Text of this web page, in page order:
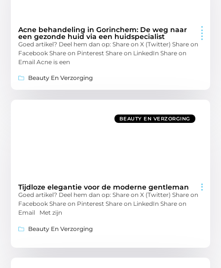
Acne behandeling in Gorinchem: De weg naar
een gezonde huid via een huidspecialist
Goed artikel? Deel hem dan op: Share on X (Twitter) Share on
Facebook Share on Pinterest Share on LinkedIn Share on
Email Acne is een
Beauty En Verzorging
BEAUTY EN VERZORGING
Tijdloze elegantie voor de moderne gentleman
Goed artikel? Deel hem dan op: Share on X (Twitter) Share on
Facebook Share on Pinterest Share on LinkedIn Share on
Email Met zijn
Beauty En Verzorging